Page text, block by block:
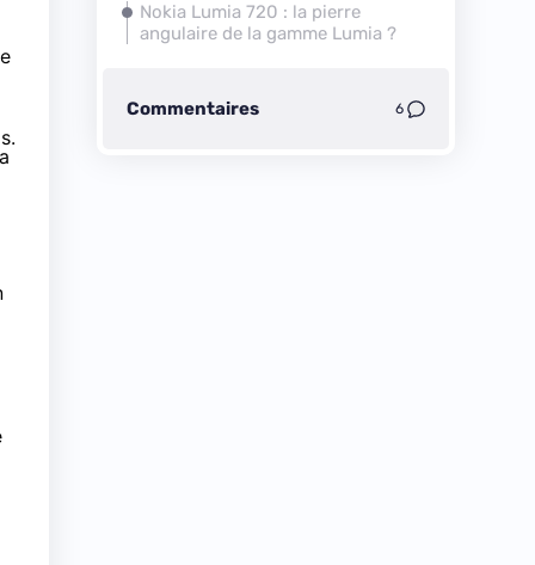
.
Nokia Lumia 720 : la pierre
angulaire de la gamme Lumia ?
Commentaires 6